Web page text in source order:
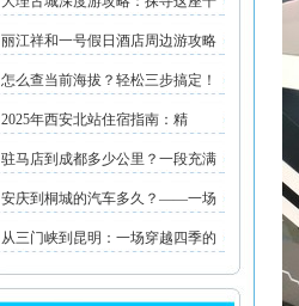
丽江祥和一号假日酒店周边游攻略
怎么查当前海拔？轻松三步搞定！
2025年西安北站住宿指南：精
驻马店到成都多少公里？一段充满
安庆到桐城的汽车多久？——一场
从三门峡到昆明：一场穿越四季的